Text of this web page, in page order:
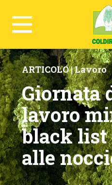
Ricerca avanzata
ARTICOLO |Lavoro
Giornata
lavoro
black list
alle